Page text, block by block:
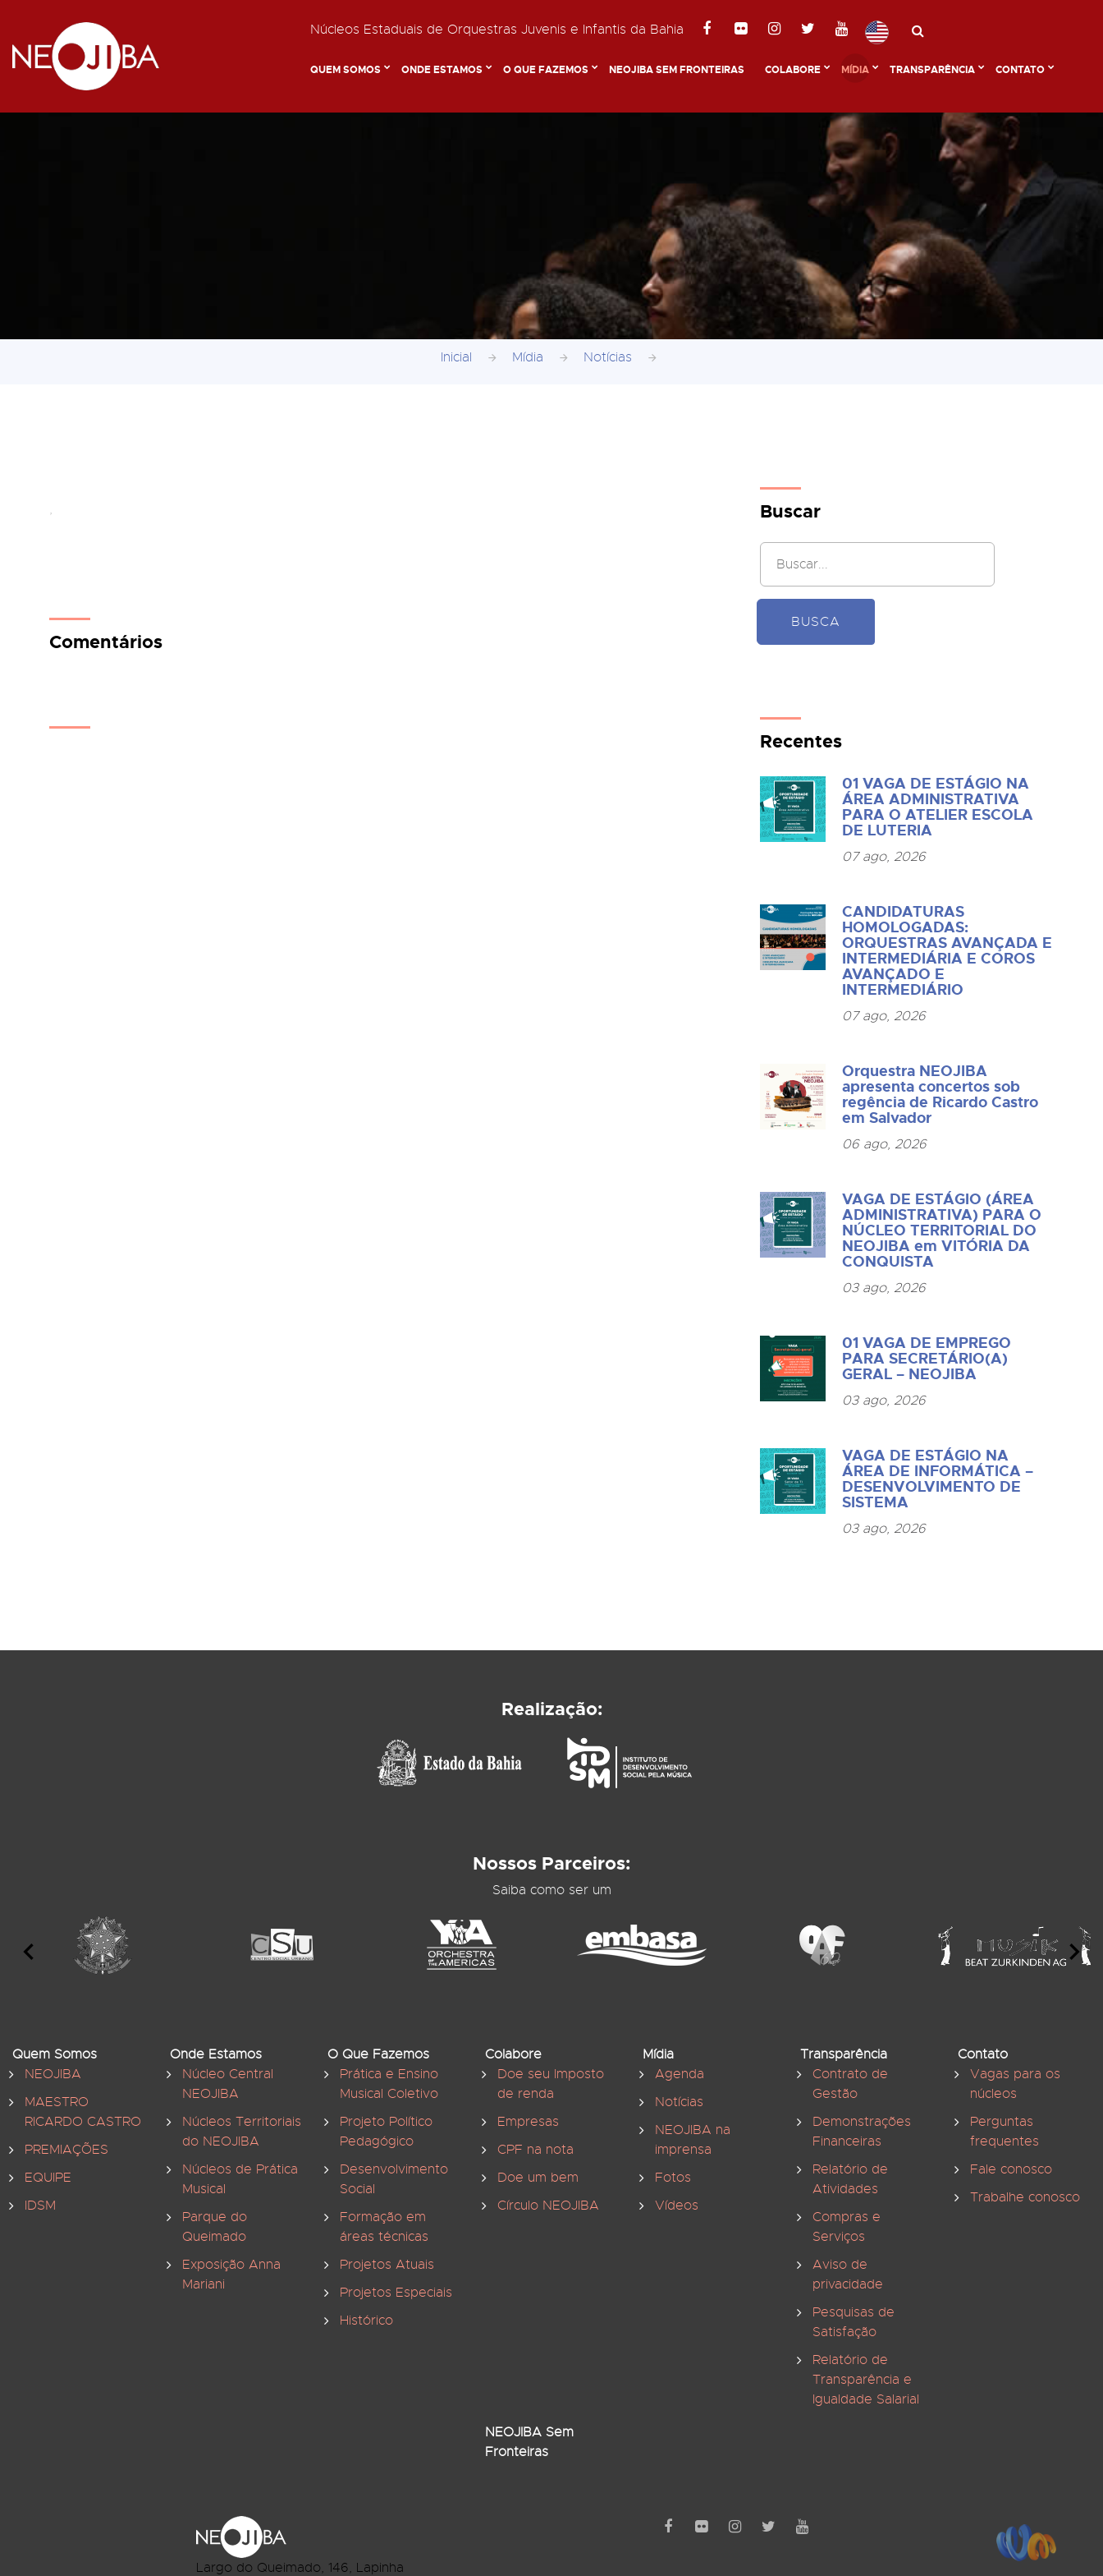
Núcleos Estaduais de Orquestras Juvenis e Infantis da Bahia
QUEM SOMOS ONDE ESTAMOS O QUE FAZEMOS NEOJIBA SEM FRONTEIRAS COLABORE MÍDIA TRANSPARÊNCIA CONTATO
Inicial Mídia Notícias
,
Comentários
Buscar
BUSCA
Recentes
01 VAGA DE ESTÁGIO NA
ÁREA ADMINISTRATIVA
PARA O ATELIER ESCOLA
DE LUTERIA
07 ago, 2026
CANDIDATURAS
HOMOLOGADAS:
ORQUESTRAS AVANÇADA E
INTERMEDIÁRIA E COROS
AVANÇADO E
INTERMEDIÁRIO
07 ago, 2026
Orquestra NEOJIBA
apresenta concertos sob
regência de Ricardo Castro
em Salvador
06 ago, 2026
VAGA DE ESTÁGIO (ÁREA
ADMINISTRATIVA) PARA O
NÚCLEO TERRITORIAL DO
NEOJIBA em VITÓRIA DA
CONQUISTA
03 ago, 2026
01 VAGA DE EMPREGO
PARA SECRETÁRIO(A)
GERAL – NEOJIBA
03 ago, 2026
VAGA DE ESTÁGIO NA
ÁREA DE INFORMÁTICA –
DESENVOLVIMENTO DE
SISTEMA
03 ago, 2026
Realização:
Nossos Parceiros:
Saiba como ser um
Quem Somos
NEOJIBA
MAESTRO
RICARDO CASTRO
PREMIAÇÕES
EQUIPE
IDSM
Onde Estamos
Núcleo Central
NEOJIBA
Núcleos Territoriais
do NEOJIBA
Núcleos de Prática
Musical
Parque do
Queimado
Exposição Anna
Mariani
O Que Fazemos
Prática e Ensino
Musical Coletivo
Projeto Político
Pedagógico
Desenvolvimento
Social
Formação em
áreas técnicas
Projetos Atuais
Projetos Especiais
Histórico
Colabore
Doe seu Imposto
de renda
Empresas
CPF na nota
Doe um bem
Círculo NEOJIBA
Mídia
Agenda
Notícias
NEOJIBA na
imprensa
Fotos
Vídeos
Transparência
Contrato de
Gestão
Demonstrações
Financeiras
Relatório de
Atividades
Compras e
Serviços
Aviso de
privacidade
Pesquisas de
Satisfação
Relatório de
Transparência e
Igualdade Salarial
Contato
Vagas para os
núcleos
Perguntas
frequentes
Fale conosco
Trabalhe conosco
NEOJIBA Sem
Fronteiras
Largo do Queimado, 146, Lapinha